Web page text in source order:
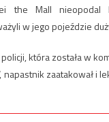
the Mall nieopodal
w jego pojeździe
która została w
napastnik zaatakował i